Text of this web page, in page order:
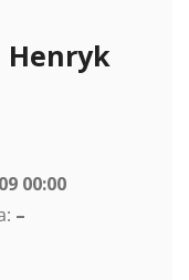
Henryk
00:00
–